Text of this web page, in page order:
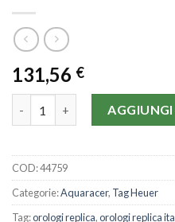
131,56 €
COD:44759
Categorie:Aquaracer, Tag Heuer
Tag:orologi replica,orologi replica